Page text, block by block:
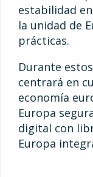
estabilidad
la unidad de
prácticas.
Durante
centrará en
economía
Europa
digital con
Europa